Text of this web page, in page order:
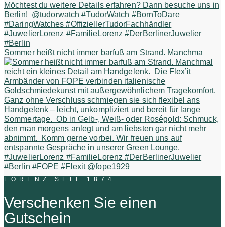
Sommer heißt nicht immer barfuß am Strand. Manchma
LORENZ SEIT 1874
Verschenken Sie einen
Gutschein